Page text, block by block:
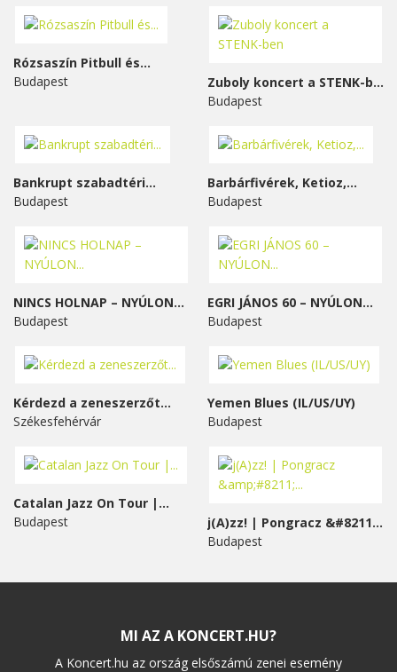
Rózsaszín Pitbull és...
Budapest
Zuboly koncert a STENK-ben
Budapest
Bankrupt szabadtéri...
Budapest
Barbárfivérek, Ketioz,...
Budapest
NINCS HOLNAP – NYÚLON...
Budapest
EGRI JÁNOS 60 – NYÚLON...
Budapest
Kérdezd a zeneszerzőt...
Székesfehérvár
Yemen Blues (IL/US/UY)
Budapest
Catalan Jazz On Tour |...
Budapest
j(A)zz! | Pongracz &#8211;...
Budapest
MI AZ A KONCERT.HU?
A Koncert.hu az ország elsőszámú zenei esemény